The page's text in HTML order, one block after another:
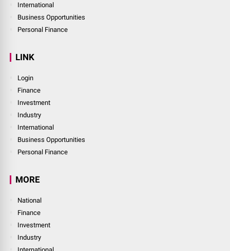
International
Business Opportunities
Personal Finance
LINK
Login
Finance
Investment
Industry
International
Business Opportunities
Personal Finance
MORE
National
Finance
Investment
Industry